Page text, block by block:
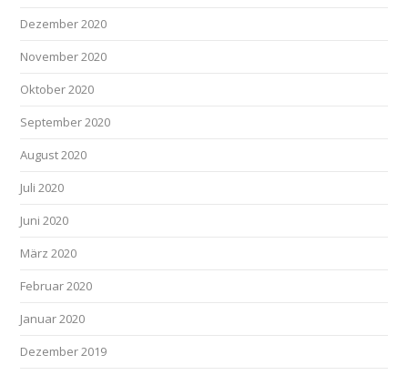
Dezember 2020
November 2020
Oktober 2020
September 2020
August 2020
Juli 2020
Juni 2020
März 2020
Februar 2020
Januar 2020
Dezember 2019